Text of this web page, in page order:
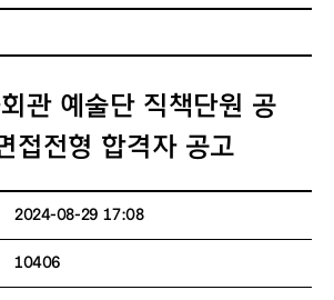
관 예술단 직책단원 공
접전형 합격자 공고
2024-08-29 17:08
10406